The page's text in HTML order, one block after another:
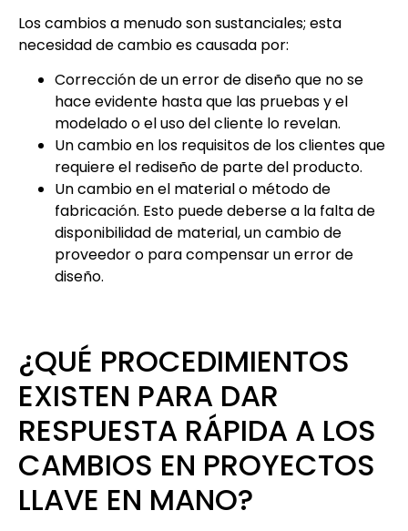
Los cambios a menudo son sustanciales; esta
necesidad de cambio es causada por:
Corrección de un error de diseño que no se
hace evidente hasta que las pruebas y el
modelado o el uso del cliente lo revelan.
Un cambio en los requisitos de los clientes que
requiere el rediseño de parte del producto.
Un cambio en el material o método de
fabricación. Esto puede deberse a la falta de
disponibilidad de material, un cambio de
proveedor o para compensar un error de
diseño.
¿QUÉ PROCEDIMIENTOS
EXISTEN PARA DAR
RESPUESTA RÁPIDA A LOS
CAMBIOS EN PROYECTOS
LLAVE EN MANO?